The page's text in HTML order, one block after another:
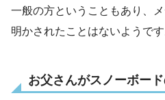
一般の方ということもあり、
明かされたことはないようです
お父さんがスノーボー